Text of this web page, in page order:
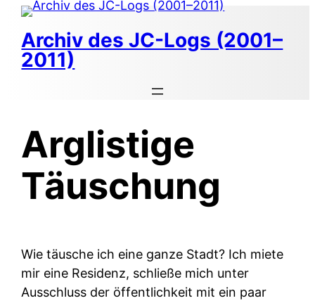
Zum
Inhalt
springen
Archiv des JC-Logs (2001–
2011)
Arglistige
Täuschung
Wie täusche ich eine ganze Stadt? Ich miete
mir eine Residenz, schließe mich unter
Ausschluss der öffentlichkeit mit ein paar